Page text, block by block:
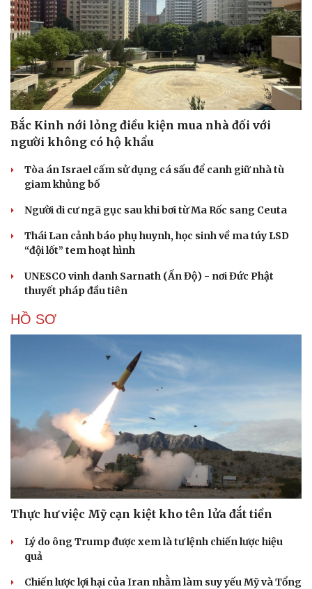
Cải chính
Bắc Kinh nới lỏng điều kiện mua nhà đối với
người không có hộ khẩu
Tòa án Israel cấm sử dụng cá sấu để canh giữ nhà tù
giam khủng bố
Người di cư ngã gục sau khi bơi từ Ma Rốc sang Ceuta
Thái Lan cảnh báo phụ huynh, học sinh về ma túy LSD
“đội lốt” tem hoạt hình
UNESCO vinh danh Sarnath (Ấn Độ) - nơi Đức Phật
thuyết pháp đầu tiên
HỒ SƠ
Thực hư việc Mỹ cạn kiệt kho tên lửa đắt tiền
Lý do ông Trump được xem là tư lệnh chiến lược hiệu
quả
Chiến lược lợi hại của Iran nhằm làm suy yếu Mỹ và Tổng